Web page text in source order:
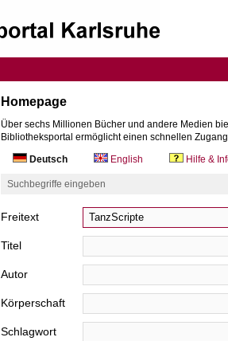
Homepage
Über sechs Millionen Bücher und andere Medien
Bibliotheksportal ermöglicht einen schnellen
Deutsch
English Hilfe &
Suchbegriffe eingeben
Freitext
Titel
Autor
Körperschaft
Schlagwort